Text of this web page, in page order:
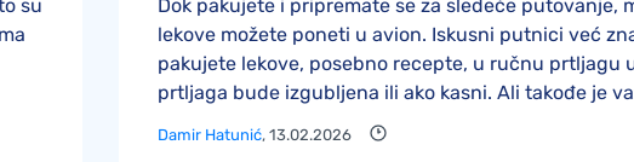
su
Dok pakujete i pripremate se za sledeće putovanje,
lekove možete poneti u avion. Iskusni putnici već
pakujete lekove, posebno recepte, u ručnu prtljagu
prtljaga bude izgubljena ili ako kasni. Ali takođe je
Damir Hatunić, 13.02.2026